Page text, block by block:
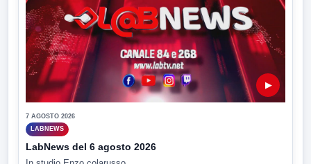
▶
7 AGOSTO 2026
LABNEWS
LabNews del 6 agosto 2026